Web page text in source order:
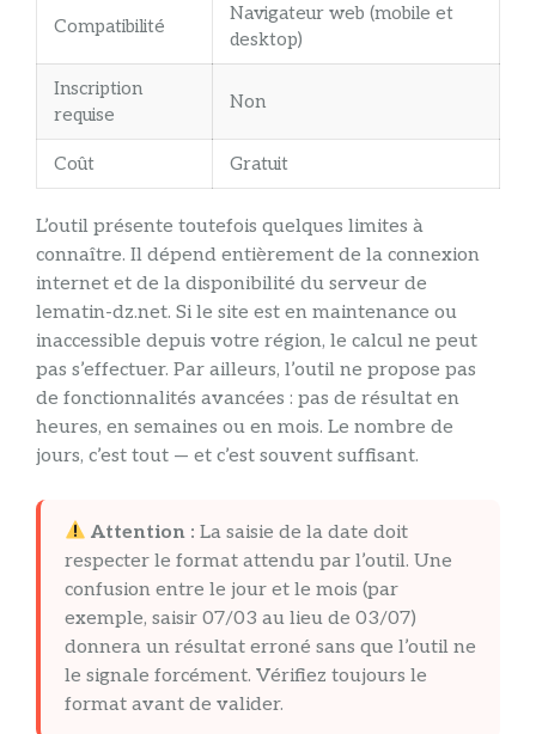
Compatibilité
Navigateur web (mobile et
desktop)
Inscription
requise
Non
Coût Gratuit
L’outil présente toutefois quelques limites à
connaître. Il dépend entièrement de la connexion
internet et de la disponibilité du serveur de
lematin-dz.net. Si le site est en maintenance ou
inaccessible depuis votre région, le calcul ne peut
pas s’effectuer. Par ailleurs, l’outil ne propose pas
de fonctionnalités avancées : pas de résultat en
heures, en semaines ou en mois. Le nombre de
jours, c’est tout — et c’est souvent suffisant.
Attention : La saisie de la date doit
respecter le format attendu par l’outil. Une
confusion entre le jour et le mois (par
exemple, saisir 07/03 au lieu de 03/07)
donnera un résultat erroné sans que l’outil ne
le signale forcément. Vérifiez toujours le
format avant de valider.